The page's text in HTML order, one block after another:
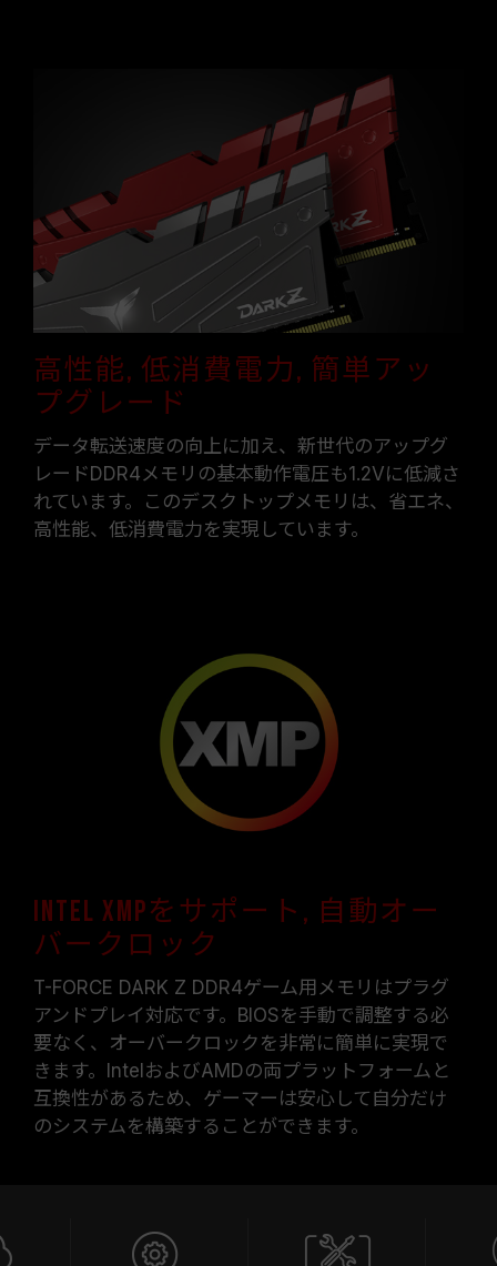
高性能, 低消費電力, 簡単アッ
プグレード
データ転送速度の向上に加え、新世代のアップグ
レードDDR4メモリの基本動作電圧も1.2Vに低減さ
れています。このデスクトップメモリは、省エネ、
高性能、低消費電力を実現しています。
Intel XMPをサポート, 自動オー
バークロック
T-FORCE DARK Z DDR4ゲーム用メモリはプラグ
アンドプレイ対応です。BIOSを手動で調整する必
要なく、オーバークロックを非常に簡単に実現で
きます。IntelおよびAMDの両プラットフォームと
互換性があるため、ゲーマーは安心して自分だけ
のシステムを構築することができます。